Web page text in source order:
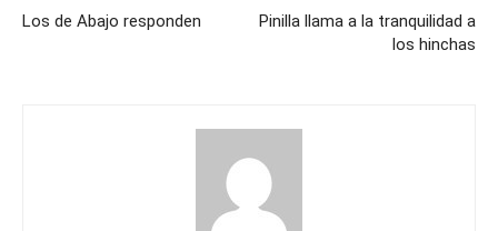
Los de Abajo responden
Pinilla llama a la tranquilidad a
los hinchas